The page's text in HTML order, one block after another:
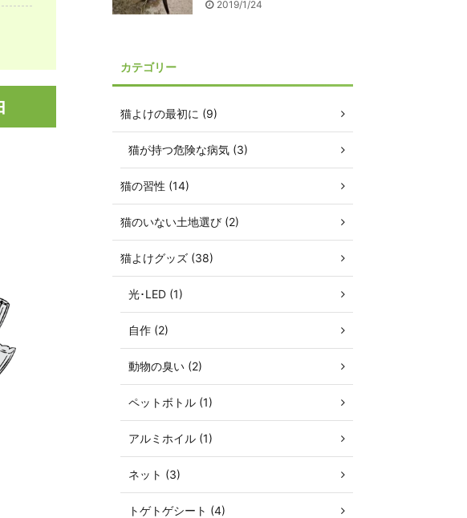
2019/1/24
カテゴリー
猫よけの最初に (9)
猫が持つ危険な病気 (3)
猫の習性 (14)
猫のいない土地選び (2)
猫よけグッズ (38)
光･LED (1)
自作 (2)
動物の臭い (2)
ペットボトル (1)
アルミホイル (1)
ネット (3)
トゲトゲシート (4)